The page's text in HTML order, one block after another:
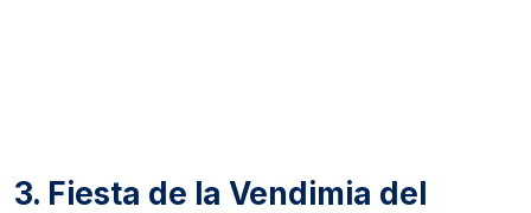
3. Fiesta de la Vendimia del